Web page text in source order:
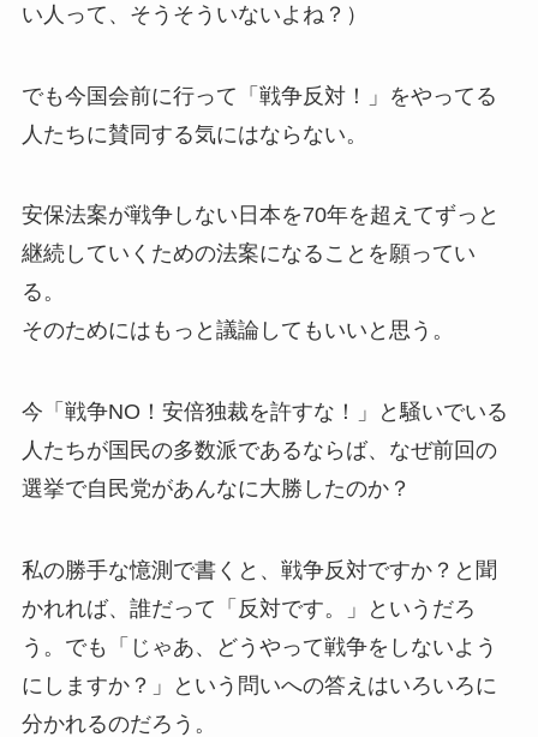
い人って、そうそういないよね？）
でも今国会前に行って「戦争反対！」をやってる
人たちに賛同する気にはならない。
安保法案が戦争しない日本を70年を超えてずっと
継続していくための法案になることを願ってい
る。
そのためにはもっと議論してもいいと思う。
今「戦争NO！安倍独裁を許すな！」と騒いでいる
人たちが国民の多数派であるならば、なぜ前回の
選挙で自民党があんなに大勝したのか？
私の勝手な憶測で書くと、戦争反対ですか？と聞
かれれば、誰だって「反対です。」というだろ
う。でも「じゃあ、どうやって戦争をしないよう
にしますか？」という問いへの答えはいろいろに
分かれるのだろう。